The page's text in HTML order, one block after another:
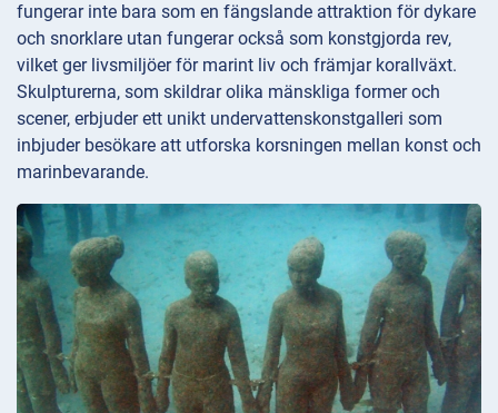
fungerar inte bara som en fängslande attraktion för dykare
och snorklare utan fungerar också som konstgjorda rev,
vilket ger livsmiljöer för marint liv och främjar korallväxt.
Skulpturerna, som skildrar olika mänskliga former och
scener, erbjuder ett unikt undervattenskonstgalleri som
inbjuder besökare att utforska korsningen mellan konst och
marinbevarande.